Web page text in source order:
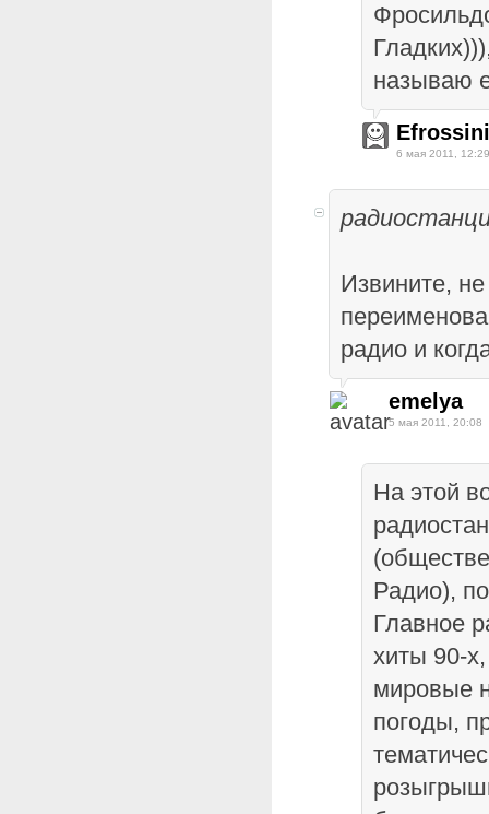
называю
6 мая 2011, 12:29
Извините,
радио и
emelya
5 мая 2011, 20:08
На этой
Радио),
Главное
хиты 90-
мировые
погоды,